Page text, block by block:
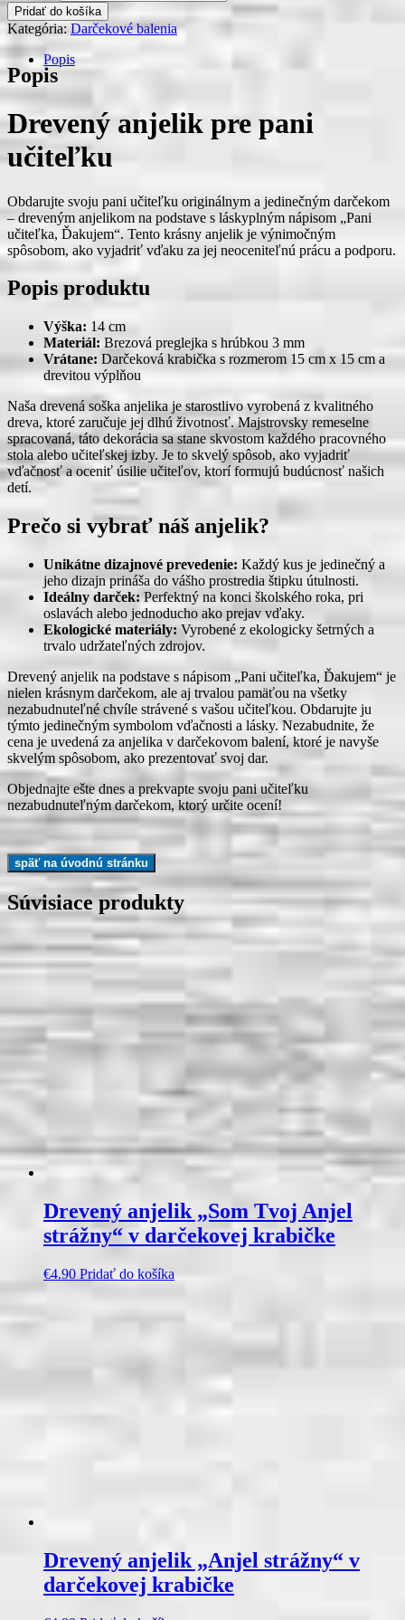
Pridať do košíka
Kategória:Darčekové balenia
Popis
Popis
Drevený anjelik pre pani
učiteľku
Obdarujte svoju pani učiteľku originálnym a jedinečným darčekom
– dreveným anjelikom na podstave s láskyplným nápisom „Pani
učiteľka, Ďakujem“. Tento krásny anjelik je výnimočným
spôsobom, ako vyjadriť vďaku za jej neoceniteľnú prácu a podporu.
Popis produktu
Výška: 14 cm
Materiál: Brezová preglejka s hrúbkou 3 mm
Vrátane: Darčeková krabička s rozmerom 15 cm x 15 cm a
drevitou výplňou
Naša drevená soška anjelika je starostlivo vyrobená z kvalitného
dreva, ktoré zaručuje jej dlhú životnosť. Majstrovsky remeselne
spracovaná, táto dekorácia sa stane skvostom každého pracovného
stola alebo učiteľskej izby. Je to skvelý spôsob, ako vyjadriť
vďačnosť a oceniť úsilie učiteľov, ktorí formujú budúcnosť našich
detí.
Prečo si vybrať náš anjelik?
Unikátne dizajnové prevedenie: Každý kus je jedinečný a
jeho dizajn prináša do vášho prostredia štipku útulnosti.
Ideálny darček:Perfektný na konci školského roka, pri
oslavách alebo jednoducho ako prejav vďaky.
Ekologické materiály:Vyrobené z ekologicky šetrných a
trvalo udržateľných zdrojov.
Drevený anjelik na podstave s nápisom „Pani učiteľka, Ďakujem“ je
nielen krásnym darčekom, ale aj trvalou pamäťou na všetky
nezabudnuteľné chvíle strávené s vašou učiteľkou. Obdarujte ju
týmto jedinečným symbolom vďačnosti a lásky. Nezabudnite, že
cena je uvedená za anjelika v darčekovom balení, ktoré je navyše
skvelým spôsobom, ako prezentovať svoj dar.
Objednajte ešte dnes a prekvapte svoju pani učiteľku
nezabudnuteľným darčekom, ktorý určite ocení!
Súvisiace produkty
Drevený anjelik „Som Tvoj Anjel
strážny“ v darčekovej krabičke
€4.90 Pridať do košíka
Drevený anjelik „Anjel strážny“ v
darčekovej krabičke